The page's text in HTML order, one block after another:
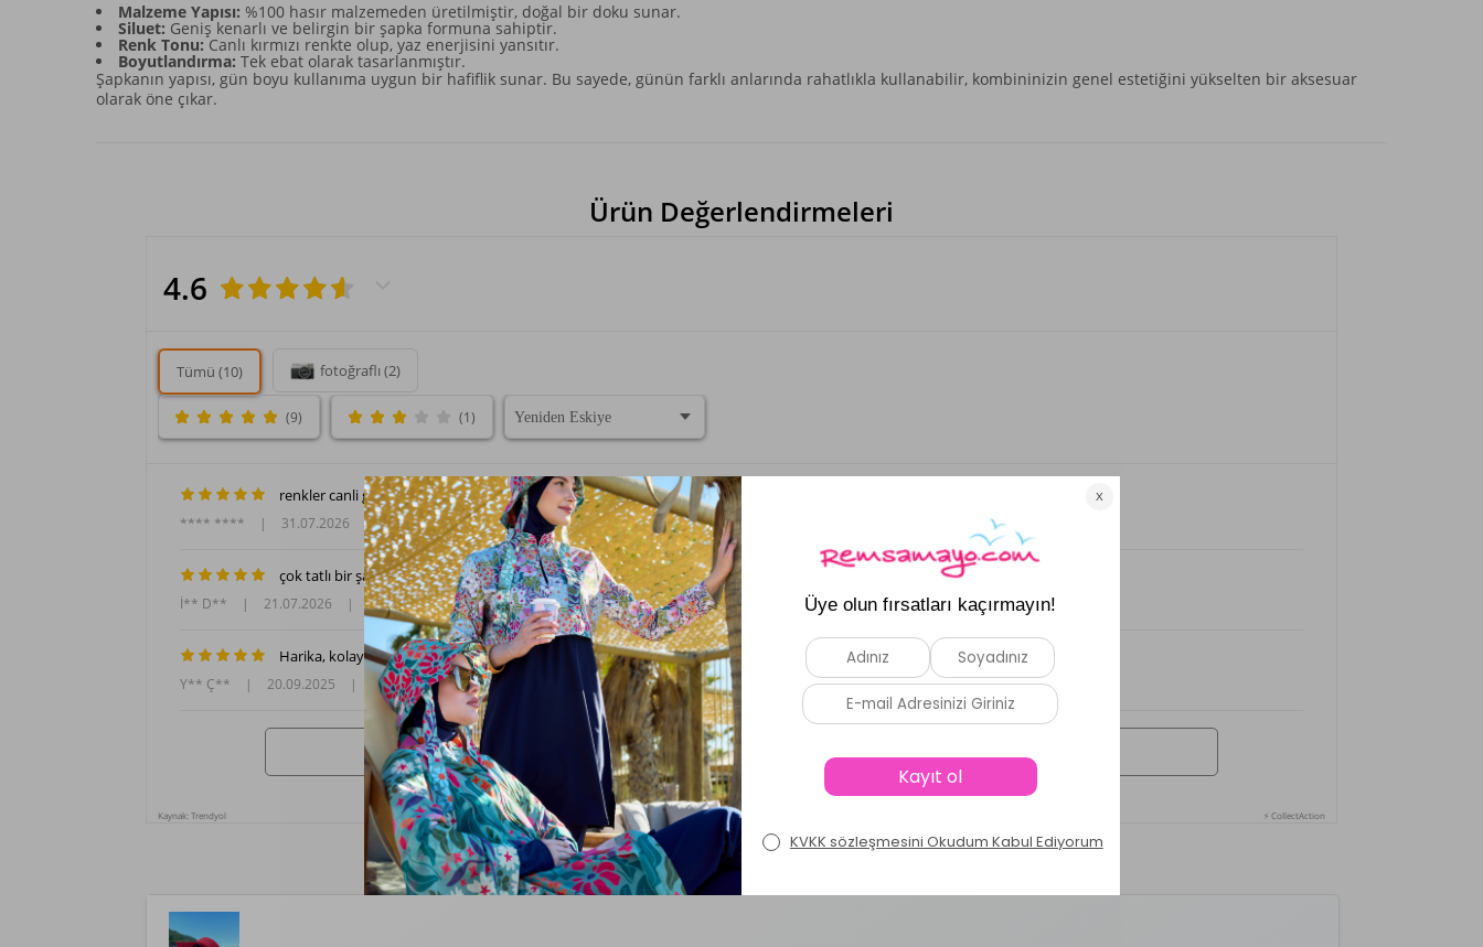
Malzeme Yapısı: %100 hasır malzemeden üretilmiştir, doğal bir doku sunar.
Siluet: Geniş kenarlı ve belirgin bir şapka formuna sahiptir.
Renk Tonu:Canlı kırmızı renkte olup, yaz enerjisini yansıtır.
Boyutlandırma: Tek ebat olarak tasarlanmıştır.
Şapkanın yapısı, gün boyu kullanıma uygun bir hafiflik sunar. Bu sayede, günün farklı anlarında rahatlıkla kullanabilir, kombininizin genel estetiğini yükselten bir aksesuar
olarak öne çıkar.
Ürün Değerlendirmeleri
4.6
Tümü (10) fotoğraflı (2)
(9) (1)
renkler canli guzel
**** **** | 31.07.2026 | Beden: Standart
çok tatlı bir şapka bayildim
İ** D** | 21.07.2026 | Beden: Standart
Harika, kolay eskimeyecek bir ürün , çok şık
Y** Ç** | 20.09.2025 | Beden: Standart
Daha Fazla Yorum Göster
Kaynak: Trendyol ⚡ CollectAction
Ürün Soru ve Cevapları